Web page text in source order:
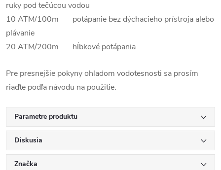
ruky pod tečúcou vodou
10 ATM/100m potápanie bez dýchacieho prístroja alebo
plávanie
20 ATM/200m hĺbkové potápania
Pre presnejšie pokyny ohľadom vodotesnosti sa prosím
riaďte podľa návodu na použitie.
Parametre produktu
Diskusia
Značka